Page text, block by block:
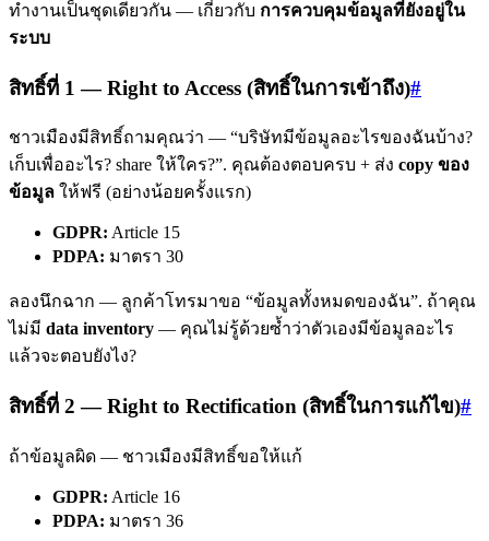
ทำงานเป็นชุดเดียวกัน — เกี่ยวกับ การควบคุมข้อมูลที่ยังอยู่ใน
ระบบ
สิทธิ์ที่ 1 — Right to Access (สิทธิ์ในการเข้าถึง)#
ชาวเมืองมีสิทธิ์ถามคุณว่า — “บริษัทมีข้อมูลอะไรของฉันบ้าง?
เก็บเพื่ออะไร? share ให้ใคร?”. คุณต้องตอบครบ + ส่ง copy ของ
ข้อมูล ให้ฟรี (อย่างน้อยครั้งแรก)
GDPR: Article 15
PDPA: มาตรา 30
ลองนึกฉาก — ลูกค้าโทรมาขอ “ข้อมูลทั้งหมดของฉัน”. ถ้าคุณ
ไม่มี data inventory — คุณไม่รู้ด้วยซ้ำว่าตัวเองมีข้อมูลอะไร
แล้วจะตอบยังไง?
สิทธิ์ที่ 2 — Right to Rectification (สิทธิ์ในการแก้ไข)#
ถ้าข้อมูลผิด — ชาวเมืองมีสิทธิ์ขอให้แก้
GDPR: Article 16
PDPA: มาตรา 36